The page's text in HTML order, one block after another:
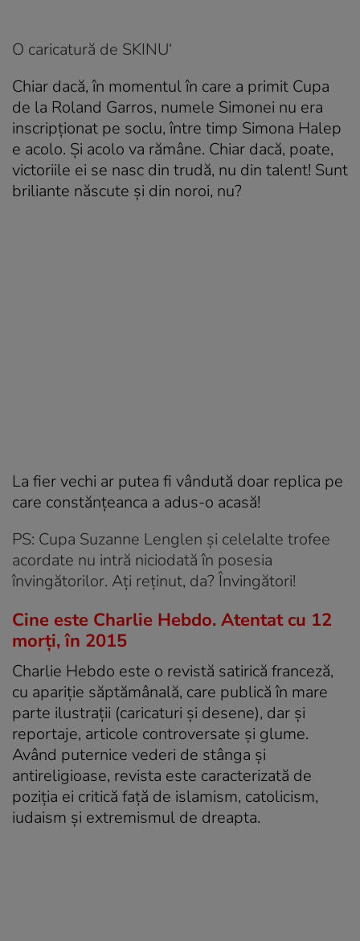
O caricatură de SKINU‘
Chiar dacă, în momentul în care a primit Cupa
de la Roland Garros, numele Simonei nu era
inscripționat pe soclu, între timp Simona Halep
e acolo. Și acolo va rămâne. Chiar dacă, poate,
victoriile ei se nasc din trudă, nu din talent! Sunt
briliante născute și din noroi, nu?
La fier vechi ar putea fi vândută doar replica pe
care constănțeanca a adus-o acasă!
PS: Cupa Suzanne Lenglen și celelalte trofee
acordate nu intră niciodată în posesia
învingătorilor. Ați reținut, da? Învingători!
Cine este Charlie Hebdo. Atentat cu 12
morți, în 2015
Charlie Hebdo este o revistă satirică franceză,
cu apariție săptămânală, care publică în mare
parte ilustrații (caricaturi și desene), dar și
reportaje, articole controversate și glume.
Având puternice vederi de stânga și
antireligioase, revista este caracterizată de
poziția ei critică față de islamism, catolicism,
iudaism și extremismul de dreapta.